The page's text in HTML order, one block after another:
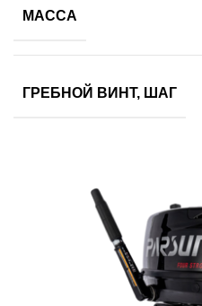
МАССА
ГРЕБНОЙ ВИНТ, ШАГ